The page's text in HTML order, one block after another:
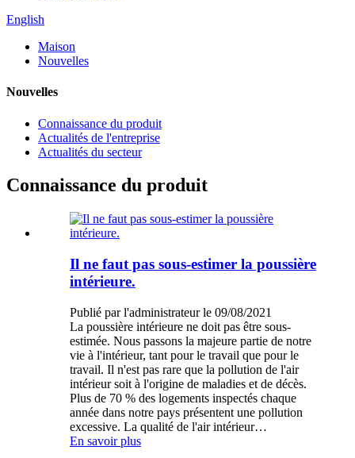
English
Maison
Nouvelles
Nouvelles
Connaissance du produit
Actualités de l'entreprise
Actualités du secteur
Connaissance du produit
Il ne faut pas sous-estimer la poussière
intérieure.
Publié par l'administrateur le 09/08/2021
La poussière intérieure ne doit pas être sous-
estimée. Nous passons la majeure partie de notre
vie à l'intérieur, tant pour le travail que pour le
travail. Il n'est pas rare que la pollution de l'air
intérieur soit à l'origine de maladies et de décès.
Plus de 70 % des logements inspectés chaque
année dans notre pays présentent une pollution
excessive. La qualité de l'air intérieur…
En savoir plus